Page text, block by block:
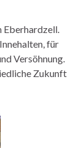
Eberhardzell.
für
Versöhnung.
Zukunft